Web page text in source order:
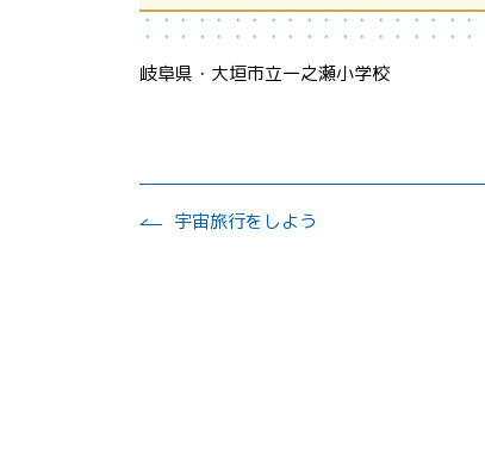
岐阜県・大垣市立一之瀬小学校
宇宙旅行をしよう